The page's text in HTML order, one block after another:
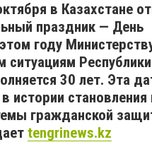
в Казахстане
праздник — День
году
Республики
30 лет. Эта
истории становления
гражданской
tengrinews.kz